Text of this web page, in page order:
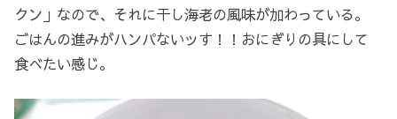
クン」なので、それに干し海老の風味が加わっている。
ごはんの進みがハンパないッす！！おにぎりの具にして
食べたい感じ。